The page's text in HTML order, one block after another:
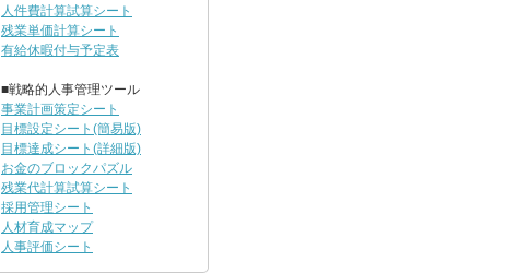
人件費計算試算シート
残業単価計算シート
有給休暇付与予定表
■戦略的人事管理ツール
事業計画策定シート
目標設定シート(簡易版)
目標達成シート(詳細版)
お金のブロックパズル
残業代計算試算シート
採用管理シート
人材育成マップ
人事評価シート